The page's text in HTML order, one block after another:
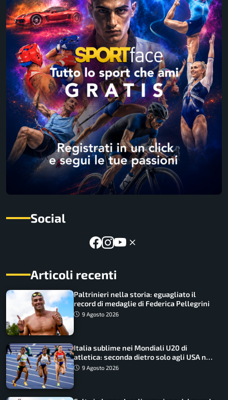
Social
Articoli recenti
Paltrinieri nella storia: eguagliato il
record di medaglie di Federica Pellegrini
9 Agosto 2026
Italia sublime nei Mondiali U20 di
atletica: seconda dietro solo agli USA nel
medagliere
9 Agosto 2026